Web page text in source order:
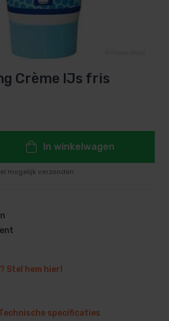
Crème IJs fris
In winkelwagen
mogelijk verzonden
Stel hem hier!
specificaties